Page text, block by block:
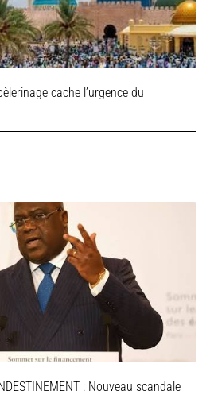
cache l’urgence du
: Nouveau scandale